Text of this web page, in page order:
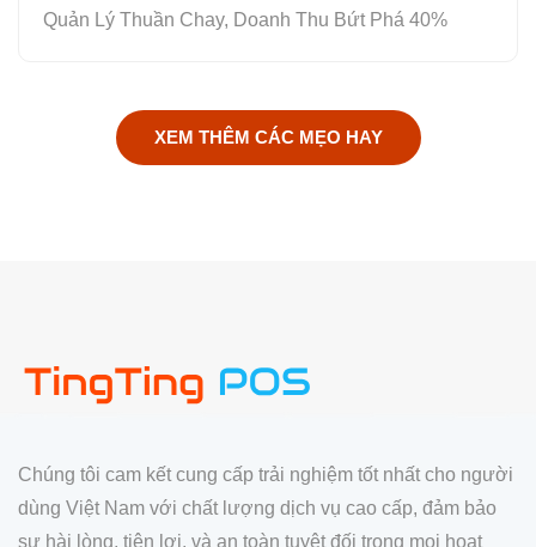
Quản Lý Thuần Chay, Doanh Thu Bứt Phá 40%
XEM THÊM CÁC MẸO HAY
Chúng tôi cam kết cung cấp trải nghiệm tốt nhất cho người
dùng Việt Nam với chất lượng dịch vụ cao cấp, đảm bảo
sự hài lòng, tiện lợi, và an toàn tuyệt đối trong mọi hoạt